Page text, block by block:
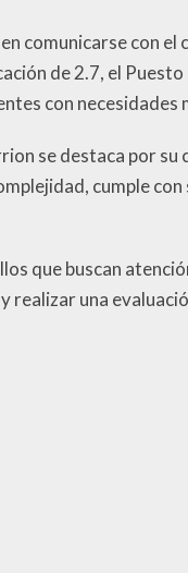
comunicarse con
de 2.7, el
con necesidades
se destaca por
cumple
que buscan
realizar una